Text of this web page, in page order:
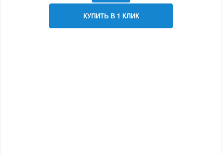
КУПИТЬ В 1 КЛИК